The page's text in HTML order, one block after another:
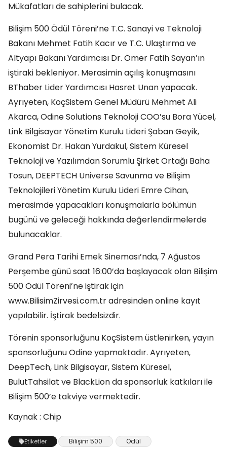
Mükafatları de sahiplerini bulacak.
Bilişim 500 Ödül Töreni’ne T.C. Sanayi ve Teknoloji
Bakanı Mehmet Fatih Kacır ve T.C. Ulaştırma ve
Altyapı Bakanı Yardımcısı Dr. Ömer Fatih Sayan’ın
iştiraki bekleniyor. Merasimin açılış konuşmasını
BThaber Lider Yardımcısı Hasret Unan yapacak.
Ayrıyeten, KoçSistem Genel Müdürü Mehmet Ali
Akarca, Odine Solutions Teknoloji COO’su Bora Yücel,
Link Bilgisayar Yönetim Kurulu Lideri Şaban Geyik,
Ekonomist Dr. Hakan Yurdakul, Sistem Küresel
Teknoloji ve Yazılımdan Sorumlu Şirket Ortağı Baha
Tosun, DEEPTECH Universe Savunma ve Bilişim
Teknolojileri Yönetim Kurulu Lideri Emre Cihan,
merasimde yapacakları konuşmalarla bölümün
bugünü ve geleceği hakkında değerlendirmelerde
bulunacaklar.
Grand Pera Tarihi Emek Sineması’nda, 7 Ağustos
Perşembe günü saat 16:00’da başlayacak olan Bilişim
500 Ödül Töreni’ne iştirak için
www.BilisimZirvesi.com.tr adresinden online kayıt
yapılabilir. İştirak bedelsizdir.
Törenin sponsorluğunu KoçSistem üstlenirken, yayın
sponsorluğunu Odine yapmaktadır. Ayrıyeten,
DeepTech, Link Bilgisayar, Sistem Küresel,
BulutTahsilat ve BlackLion da sponsorluk katkıları ile
Bilişim 500’e takviye vermektedir.
Kaynak : Chip
Etiketler Bilişim 500 Ödül